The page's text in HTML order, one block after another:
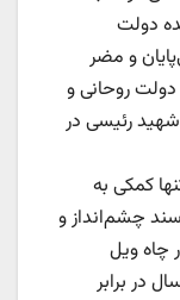
دولت
و مضر
روحانی و
شهید رئیسی در
کمکی به
چشم‌انداز و
چاه ویل
خواهد انداخت که در طی ۴ سال در برابر